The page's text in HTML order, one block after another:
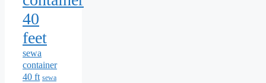
40
feet
sewa
container
40 ft sewa